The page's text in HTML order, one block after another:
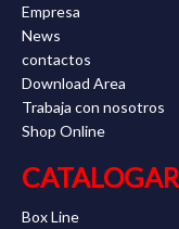
Empresa
News
contactos
Download Area
Trabaja con nosotros
Shop Online
CATALOGAR
Box Line